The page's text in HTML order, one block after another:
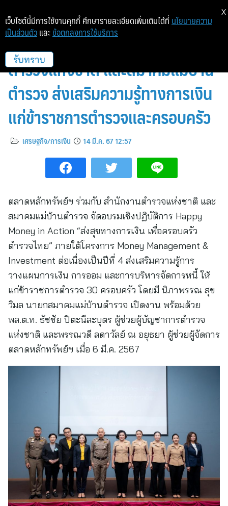
ตลาดหลักทรัพย์ฯ จับมือ สำนักงาน
ตำรวจแห่งชาติ และสมาคมแม่บ้าน
ตำรวจ ส่งเสริมความรู้ทางการเงิน
แก่ข้าราชการตำรวจและครอบครัว
เศรษฐกิจ/การเงิน 14 มี.ค. 67 12:57
ตลาดหลักทรัพย์ฯ ร่วมกับ สำนักงานตำรวจแห่งชาติ และ
สมาคมแม่บ้านตำรวจ จัดอบรมเชิงปฏิบัติการ Happy
Money in Action “ส่งสุขทางการเงิน เพื่อครอบครัว
ตำรวจไทย” ภายใต้โครงการ Money Management &
Investment ต่อเนื่องเป็นปีที่ 4 ส่งเสริมความรู้การ
วางแผนการเงิน การออม และการบริหารจัดการหนี้ ให้
แก่ข้าราชการตำรวจ 30 ครอบครัว โดยมี นิภาพรรณ สุข
วิมล นายกสมาคมแม่บ้านตำรวจ เปิดงาน พร้อมด้วย
พล.ต.ท. ธัชชัย ปิตะนีละบุตร ผู้ช่วยผู้บัญชาการตำรวจ
แห่งชาติ และพรรณวดี ลดาวัลย์ ณ อยุธยา ผู้ช่วยผู้จัดการ
ตลาดหลักทรัพย์ฯ เมื่อ 6 มี.ค. 2567
เว็บไซต์นี้มีการใช้งานคุกกี้ ศึกษารายละเอียดเพิ่มเติมได้ที่ นโยบายความ
เป็นส่วนตัว และ ข้อตกลงการใช้บริการ
รับทราบ
X